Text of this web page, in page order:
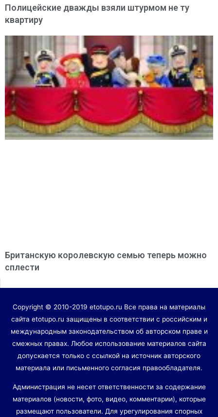
Полицейские дважды взяли штурмом не ту
квартиру
Британскую королевскую семью теперь можно
сплести
Copyright © 2010-2019 etotupo.ru Все права на материалы
сайта etotupo.ru защищены в соответствии с российским и
международным законодательством об авторском праве и
смежных правах. Любое использование материалов сайта
допускается только с ссылкой на источник авторского
материала или письменного согласия правообладателя.
Администрация не несет ответственности за содержание
материалов (новости, фото, видео, комментарии), которые
размещают пользователи. Для урегулирования спорных